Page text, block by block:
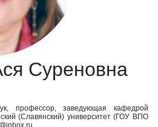
Суреновна
профессор, заведующая кафедрой
(Славянский) университет (ГОУ ВПО